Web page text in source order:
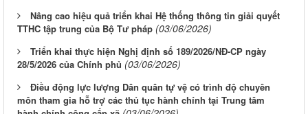
Nâng cao hiệu quả triển khai Hệ thống thông tin giải quyết
TTHC tập trung của Bộ Tư pháp (03/06/2026)
Triển khai thực hiện Nghị định số 189/2026/NĐ-CP ngày
28/5/2026 của Chính phủ (03/06/2026)
Điều động lực lượng Dân quân tự vệ có trình độ chuyên
môn tham gia hỗ trợ các thủ tục hành chính tại Trung tâm